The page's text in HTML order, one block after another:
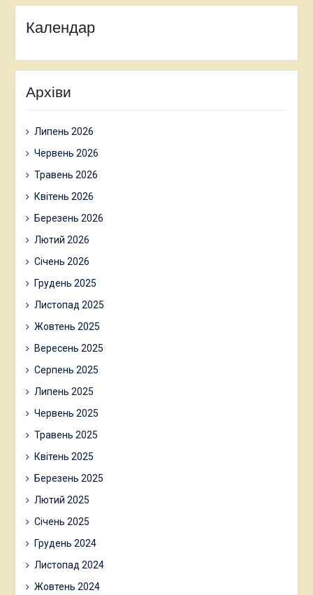
Календар
Архіви
Липень 2026
Червень 2026
Травень 2026
Квітень 2026
Березень 2026
Лютий 2026
Січень 2026
Грудень 2025
Листопад 2025
Жовтень 2025
Вересень 2025
Серпень 2025
Липень 2025
Червень 2025
Травень 2025
Квітень 2025
Березень 2025
Лютий 2025
Січень 2025
Грудень 2024
Листопад 2024
Жовтень 2024